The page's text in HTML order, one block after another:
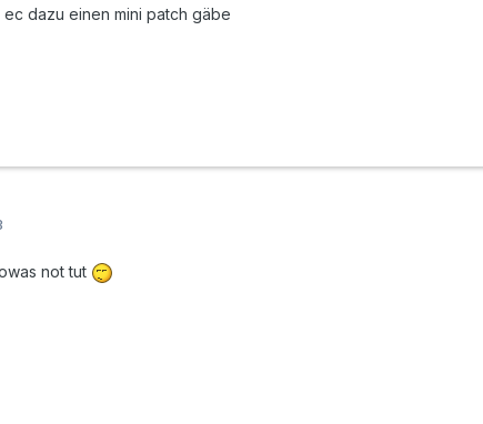
dazu einen mini patch gäbe
not tut